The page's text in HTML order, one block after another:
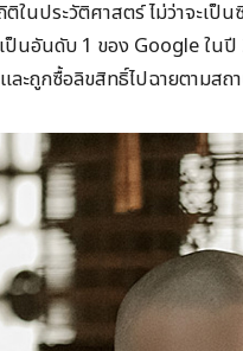
นประวัติศาสตร์ ไม่ว่าจะเป็
ป็นอันดับ 1 ของ Google ใน
ะถูกซื้อลิขสิทธิ์ไปฉายตามสถ